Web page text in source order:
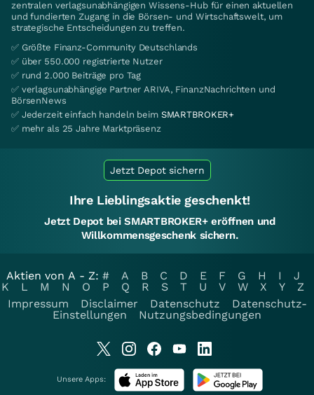
zentralen verlagsunabhängigen Wissens-Hub für einen aktuellen
und fundierten Zugang in die Börsen- und Wirtschaftswelt, um
strategische Entscheidungen zu treffen.
✅ Größte Finanz-Community Deutschlands
✅ über 550.000 registrierte Nutzer
✅ rund 2.000 Beiträge pro Tag
✅ verlagsunabhängige Partner ARIVA, FinanzNachrichten und
BörsenNews
✅ Jederzeit einfach handeln beim SMARTBROKER+
✅ mehr als 25 Jahre Marktpräsenz
Jetzt Depot sichern
Ihre Lieblingsaktie geschenkt!
Jetzt Depot bei SMARTBROKER+ eröffnen und
Willkommensgeschenk sichern.
Aktien von A - Z: # A B C D E F G H I
J
K
L M N O P Q R S T U V W X Y
Z
Impressum
Disclaimer Datenschutz
Datenschutz-
Einstellungen
Nutzungsbedingungen
Unsere Apps: